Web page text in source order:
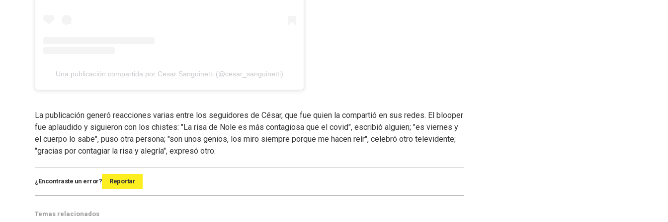
Una publicación compartida por Cesar Sanguinetti (@cesar_sanguinetti)
La publicación generó reacciones varias entre los seguidores de César, que fue quien la compartió en sus redes. El blooper
fue aplaudido y siguieron con los chistes: "La risa de Nole es más contagiosa que el covid", escribió alguien; "es viernes y
el cuerpo lo sabe", puso otra persona; "son unos genios, los miro siempre porque me hacen reír", celebró otro televidente;
"gracias por contagiar la risa y alegría", expresó otro.
¿Encontraste un error? Reportar
Temas relacionados